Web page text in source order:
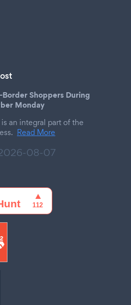
Shoppers During
Monday
an integral part of the
Read More
08-07